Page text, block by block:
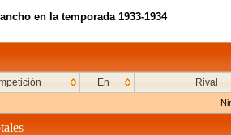
en la temporada 1933-1934
En Rival